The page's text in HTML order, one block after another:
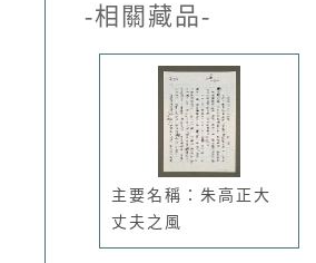
-相關藏品-
主要名稱：朱高正大
丈夫之風